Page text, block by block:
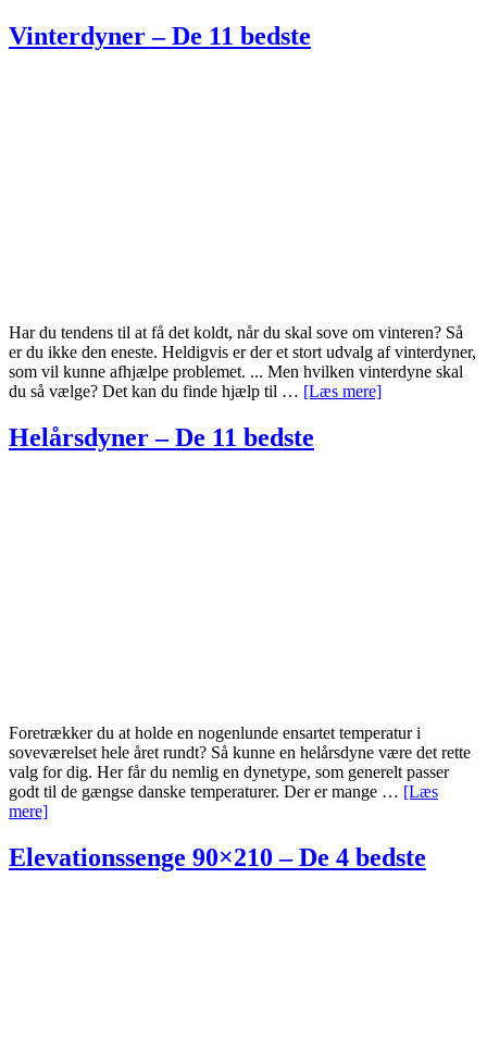
Vinterdyner – De 11 bedste
Har du tendens til at få det koldt, når du skal sove om vinteren? Så
er du ikke den eneste. Heldigvis er der et stort udvalg af vinterdyner,
som vil kunne afhjælpe problemet. ... Men hvilken vinterdyne skal
du så vælge? Det kan du finde hjælp til … [Læs mere]om
Helårsdyner – De 11 bedste
Foretrækker du at holde en nogenlunde ensartet temperatur i
soveværelset hele året rundt? Så kunne en helårsdyne være det rette
valg for dig. Her får du nemlig en dynetype, som generelt passer
godt til de gængse danske temperaturer. Der er mange … [Læs
mere]om
–
De
Elevationssenge 90×210 – De 4 bedste